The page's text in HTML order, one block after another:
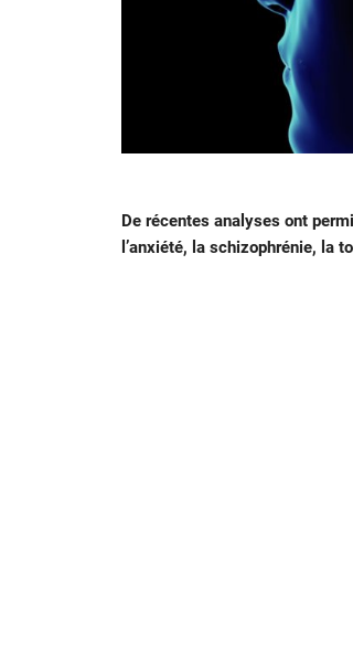
De récentes analyses ont
l’anxiété, la schizophrénie, la